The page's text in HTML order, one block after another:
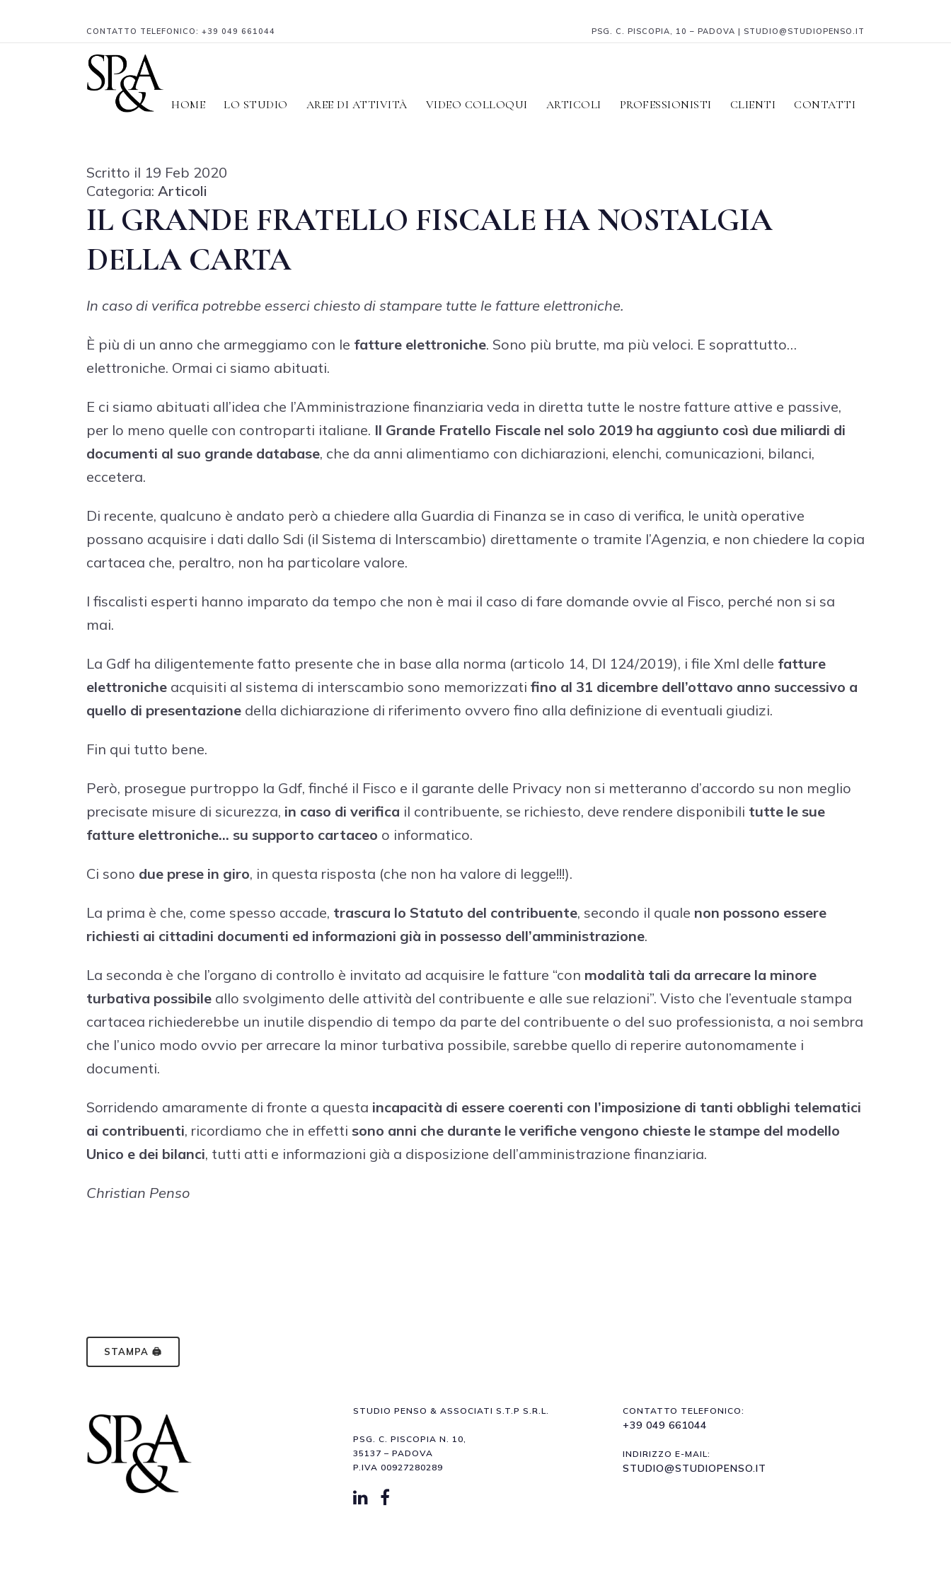
CONTATTO TELEFONICO: +39 049 661044 PSG. C. PISCOPIA, 10 – PADOVA | STUDIO@STUDIOPENSO.IT
HOME LO STUDIO AREE DI ATTIVITÀ VIDEO COLLOQUI ARTICOLI PROFESSIONISTI CLIENTI CONTATTI
Scritto il 19 Feb 2020
Categoria: Articoli
IL GRANDE FRATELLO FISCALE HA NOSTALGIA
DELLA CARTA
In caso di verifica potrebbe esserci chiesto di stampare tutte le fatture elettroniche.
È più di un anno che armeggiamo con le fatture elettroniche. Sono più brutte, ma più veloci. E soprattutto…
elettroniche. Ormai ci siamo abituati.
E ci siamo abituati all’idea che l’Amministrazione finanziaria veda in diretta tutte le nostre fatture attive e passive,
per lo meno quelle con controparti italiane. Il Grande Fratello Fiscale nel solo 2019 ha aggiunto così due miliardi di
documenti al suo grande database, che da anni alimentiamo con dichiarazioni, elenchi, comunicazioni, bilanci,
eccetera.
Di recente, qualcuno è andato però a chiedere alla Guardia di Finanza se in caso di verifica, le unità operative
possano acquisire i dati dallo Sdi (il Sistema di Interscambio) direttamente o tramite l’Agenzia, e non chiedere la copia
cartacea che, peraltro, non ha particolare valore.
I fiscalisti esperti hanno imparato da tempo che non è mai il caso di fare domande ovvie al Fisco, perché non si sa
mai.
La Gdf ha diligentemente fatto presente che in base alla norma (articolo 14, Dl 124/2019), i file Xml delle fatture
elettroniche acquisiti al sistema di interscambio sono memorizzati fino al 31 dicembre dell’ottavo anno successivo a
quello di presentazione della dichiarazione di riferimento ovvero fino alla definizione di eventuali giudizi.
Fin qui tutto bene.
Però, prosegue purtroppo la Gdf, finché il Fisco e il garante delle Privacy non si metteranno d’accordo su non meglio
precisate misure di sicurezza, in caso di verifica il contribuente, se richiesto, deve rendere disponibili tutte le sue
fatture elettroniche… su supporto cartaceo o informatico.
Ci sono due prese in giro, in questa risposta (che non ha valore di legge!!!).
La prima è che, come spesso accade, trascura lo Statuto del contribuente, secondo il quale non possono essere
richiesti ai cittadini documenti ed informazioni già in possesso dell’amministrazione.
La seconda è che l’organo di controllo è invitato ad acquisire le fatture “con modalità tali da arrecare la minore
turbativa possibile allo svolgimento delle attività del contribuente e alle sue relazioni”. Visto che l’eventuale stampa
cartacea richiederebbe un inutile dispendio di tempo da parte del contribuente o del suo professionista, a noi sembra
che l’unico modo ovvio per arrecare la minor turbativa possibile, sarebbe quello di reperire autonomamente i
documenti.
Sorridendo amaramente di fronte a questa incapacità di essere coerenti con l’imposizione di tanti obblighi telematici
ai contribuenti, ricordiamo che in effetti sono anni che durante le verifiche vengono chieste le stampe del modello
Unico e dei bilanci, tutti atti e informazioni già a disposizione dell’amministrazione finanziaria.
Christian Penso
STAMPA 🖨
STUDIO PENSO & ASSOCIATI S.T.P S.R.L.
PSG. C. PISCOPIA N. 10,
35137 – PADOVA
P.IVA 00927280289
CONTATTO TELEFONICO:
+39 049 661044
INDIRIZZO E-MAIL:
STUDIO@STUDIOPENSO.IT